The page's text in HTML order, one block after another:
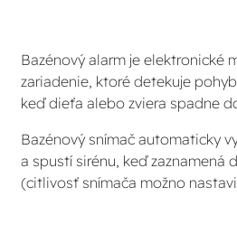
Bazénový alarm je elektronické
zariadenie, ktoré detekuje
keď dieťa alebo zviera spadne
Bazénový snímač automaticky
a spustí sirénu, keď zaznamená
(citlivosť snímača možno